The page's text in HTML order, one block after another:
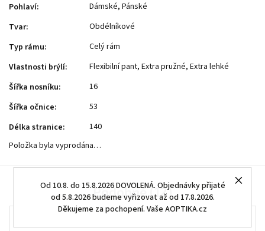
Od 10.8. do 15.8.2026 DOVOLENÁ. Objednávky přijaté
od 5.8.2026 budeme vyřizovat až od 17.8.2026.
Děkujeme za pochopení. Vaše AOPTIKA.cz
Pohlaví:
Dámské, Pánské
Tvar:
Obdélníkové
Typ rámu:
Celý rám
Vlastnosti brýlí:
Flexibilní pant, Extra pružné, Extra lehké
Šířka nosníku:
16
Šířka očnice:
53
Délka stranice:
140
Položka byla vyprodána…
Podobné (12)